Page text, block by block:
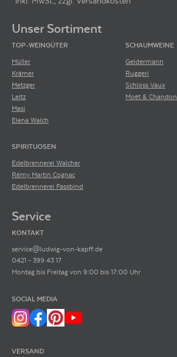
Unser Sortiment
TOP-WEINGÜTER
Müller
Krämer
Metzger
Leitz
Masi
Elena Walch
SCHAUMWEINE
Geldermann
Ruggeri
Schloss Vaux
Moët & Chandon
SPIRITUOSEN
Edelbrennerei Walcher
Rémy Martin Cognac
Edelbrennerei Fassbind
Service
KONTAKT
service@ludwig-von-kapff.de
0421 - 399 43 17
Montag bis Freitag von 9:00 bis 17:00 Uhr
SOCIAL MEDIA
VERSAND